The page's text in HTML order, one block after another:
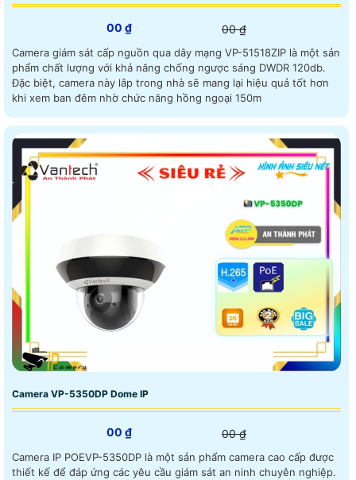
00 ₫ 00 ₫
Camera giám sát cấp nguồn qua dây mạng VP-51518ZIP là một sản
phẩm chất lượng với khả năng chống ngược sáng DWDR 120db.
Đặc biệt, camera này lắp trong nhà sẽ mang lại hiệu quả tốt hơn
khi xem ban đêm nhờ chức năng hồng ngoại 150m
Camera VP-5350DP Dome IP
00 ₫ 00 ₫
Camera IP POEVP-5350DP là một sản phẩm camera cao cấp được
thiết kế để đáp ứng các yêu cầu giám sát an ninh chuyên nghiệp.